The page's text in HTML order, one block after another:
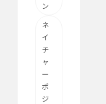
ン
ネ
イ
チ
ャ
ー
ポ
ジ